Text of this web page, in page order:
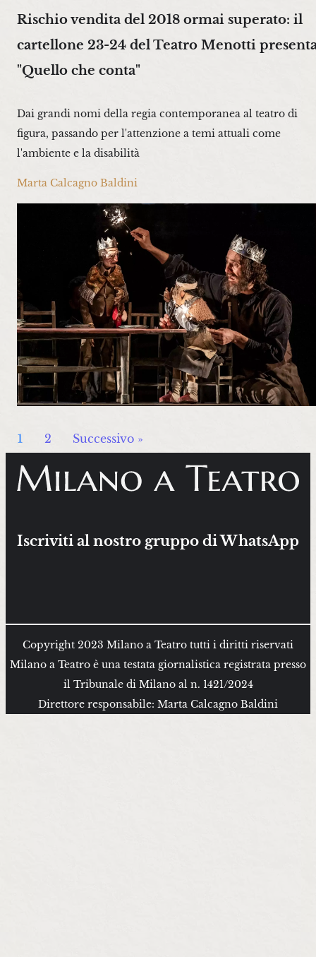
Rischio vendita del 2018 ormai superato: il
cartellone 23-24 del Teatro Menotti
"Quello che conta"
Dai grandi nomi della regia contemporanea al teatro di
figura, passando per l'attenzione a temi attuali come
l'ambiente e la disabilità
Marta Calcagno Baldini
1 2 Successivo »
Iscriviti al nostro gruppo di WhatsApp
Copyright 2023 Milano a Teatro tutti i diritti riservati
Milano a Teatro è una testata giornalistica registrata presso
il Tribunale di Milano al n. 1421/2024
Direttore responsabile: Marta Calcagno Baldini